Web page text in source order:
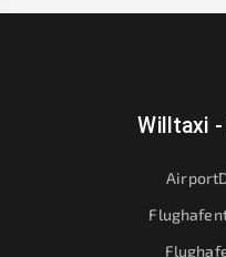
Willtaxi